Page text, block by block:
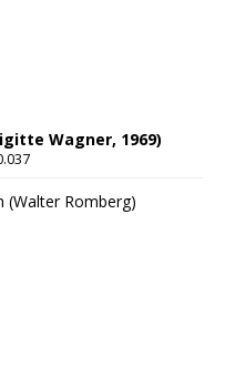
Wagner, 1969)